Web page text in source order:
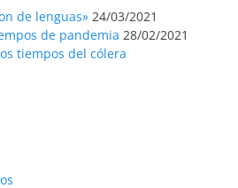
de lenguas» 24/03/2021
de pandemia 28/02/2021
tiempos del cólera